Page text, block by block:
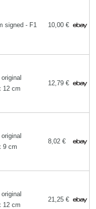
signed - F1 10,00 €
12 cm
12,79 €
9 cm
8,02 €
12 cm
21,25 €